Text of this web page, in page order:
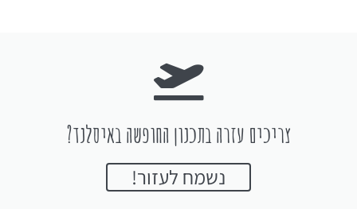
צריכים עזרה בתכנון החופשה באיסלנד?
נשמח לעזור!